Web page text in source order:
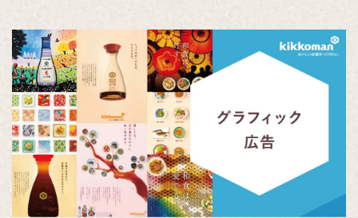
各年代から数多くのこころあたたまる作品が寄せられています。
少し前向きになれる、今が大切になる。そんな「おいしい記憶」
をつづった、歴代の受賞作品をご紹介します。